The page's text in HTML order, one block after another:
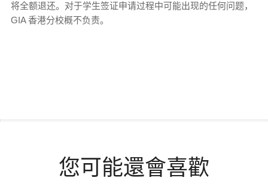
将全额退还。对于学生签证申请过程中可能出现的任何问题，
GIA 香港分校概不负责。
您可能還會喜歡